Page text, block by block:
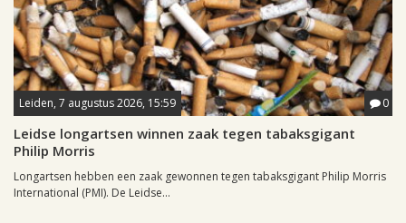
Leiden, 7 augustus 2026, 15:59 0
Leidse longartsen winnen zaak tegen tabaksgigant
Philip Morris
Longartsen hebben een zaak gewonnen tegen tabaksgigant Philip Morris
International (PMI). De Leidse...